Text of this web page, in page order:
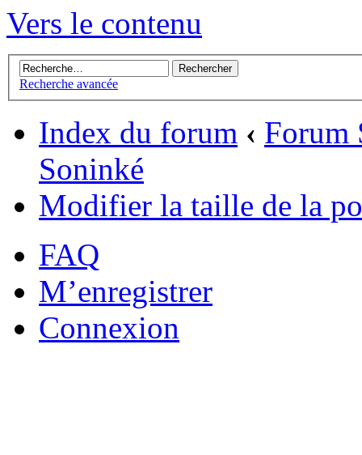
Vers le contenu
Recherche avancée
Index du forum ‹ Forum
Soninké
Modifier la taille de la
FAQ
M’enregistrer
Connexion